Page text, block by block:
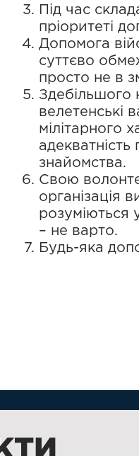
Під час
пріоритеті
Допомога
суттєво
просто не в
Здебільшого
велетенські
мілітарного
знайомства.
Свою
організація
розуміються
– не варто.
Будь-яка